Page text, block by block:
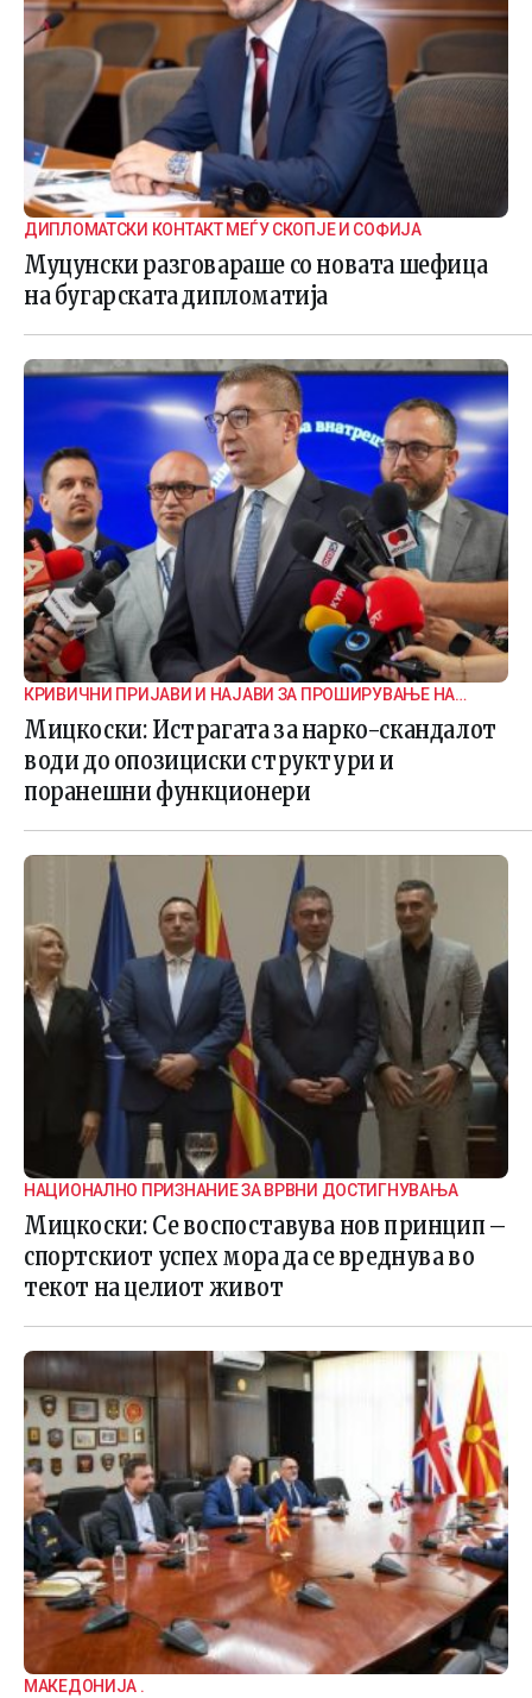
ДИПЛОМАТСКИ КОНТАКТ МЕЃУ СКОПЈЕ И СОФИЈА
Муцунски разговараше со новата шефица
на бугарската дипломатија
КРИВИЧНИ ПРИЈАВИ И НАЈАВИ ЗА ПРОШИРУВАЊЕ НА
ИСТРАГАТА
Мицкоски: Истрагата за нарко-скандалот
води до опозициски структури и
поранешни функционери
НАЦИОНАЛНО ПРИЗНАНИЕ ЗА ВРВНИ ДОСТИГНУВАЊА
Мицкоски: Се воспоставува нов принцип –
спортскиот успех мора да се вреднува во
текот на целиот живот
МАКЕДОНИЈА .